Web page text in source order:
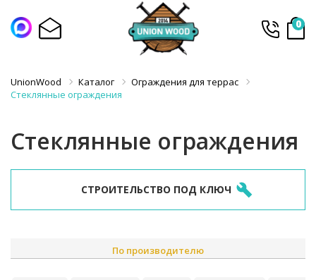
0
UnionWood Каталог
Ограждения для террас
Стеклянные ограждения
Стеклянные ограждения
СТРОИТЕЛЬСТВО ПОД КЛЮЧ
По производителю